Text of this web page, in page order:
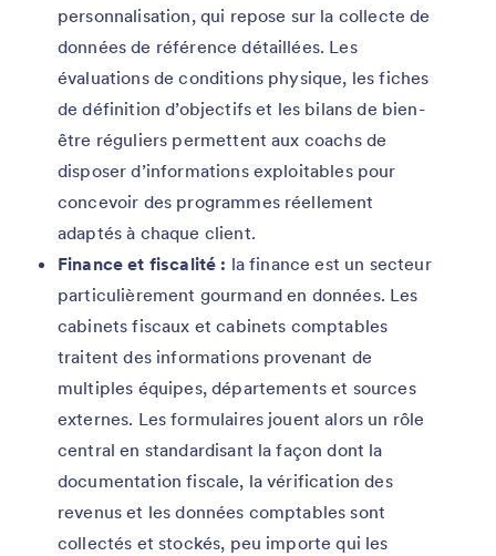
personnalisation, qui repose sur la collecte de
données de référence détaillées. Les
évaluations de conditions physique, les fiches
de définition d’objectifs et les bilans de bien-
être réguliers permettent aux coachs de
disposer d’informations exploitables pour
concevoir des programmes réellement
adaptés à chaque client.
Finance et fiscalité : la finance est un secteur
particulièrement gourmand en données. Les
cabinets fiscaux et cabinets comptables
traitent des informations provenant de
multiples équipes, départements et sources
externes. Les formulaires jouent alors un rôle
central en standardisant la façon dont la
documentation fiscale, la vérification des
revenus et les données comptables sont
collectés et stockés, peu importe qui les